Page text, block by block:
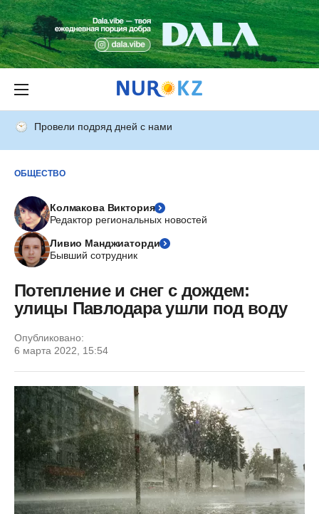
Провели подряд дней с нами
ОБЩЕСТВО
Колмакова Виктория
Редактор региональных новостей
Ливио Манджиаторди
Бывший сотрудник
Потепление и снег с дождем:
улицы Павлодара ушли под воду
Опубликовано:
6 марта 2022, 15:54